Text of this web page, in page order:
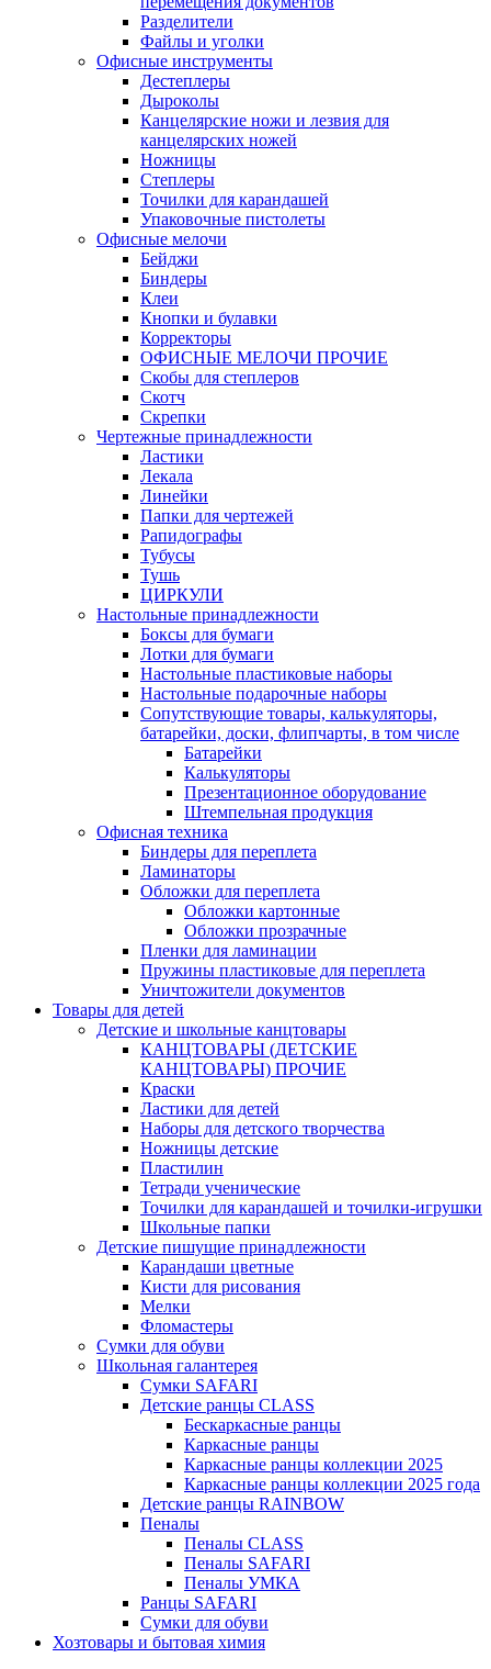
Разделители
Файлы и уголки
Офисные инструменты
Дестеплеры
Дыроколы
Канцелярские ножи и лезвия для
канцелярских ножей
Ножницы
Степлеры
Точилки для карандашей
Упаковочные пистолеты
Офисные мелочи
Бейджи
Биндеры
Клеи
Кнопки и булавки
Корректоры
ОФИСНЫЕ МЕЛОЧИ ПРОЧИЕ
Скобы для степлеров
Скотч
Скрепки
Чертежные принадлежности
Ластики
Лекала
Линейки
Папки для чертежей
Рапидографы
Тубусы
Тушь
ЦИРКУЛИ
Настольные принадлежности
Боксы для бумаги
Лотки для бумаги
Настольные пластиковые наборы
Настольные подарочные наборы
Сопутствующие товары, калькуляторы,
батарейки, доски, флипчарты, в том числе
Батарейки
Калькуляторы
Презентационное оборудование
Штемпельная продукция
Офисная техника
Биндеры для переплета
Ламинаторы
Обложки для переплета
Обложки картонные
Обложки прозрачные
Пленки для ламинации
Пружины пластиковые для переплета
Уничтожители документов
Товары для детей
Детские и школьные канцтовары
КАНЦТОВАРЫ (ДЕТСКИЕ
КАНЦТОВАРЫ) ПРОЧИЕ
Краски
Ластики для детей
Наборы для детского творчества
Ножницы детские
Пластилин
Тетради ученические
Точилки для карандашей и точилки-игрушки
Школьные папки
Детские пишущие принадлежности
Карандаши цветные
Кисти для рисования
Мелки
Фломастеры
Сумки для обуви
Школьная галантерея
Cумки SAFARI
Детские ранцы CLASS
Беcкаркасные ранцы
Каркасные ранцы
Каркасные ранцы коллекции 2025
Каркасные ранцы коллекции 2025 года
Детские ранцы RAINBOW
Пеналы
Пеналы CLASS
Пеналы SAFARI
Пеналы УМКА
Ранцы SAFARI
Сумки для обуви
Хозтовары и бытовая химия